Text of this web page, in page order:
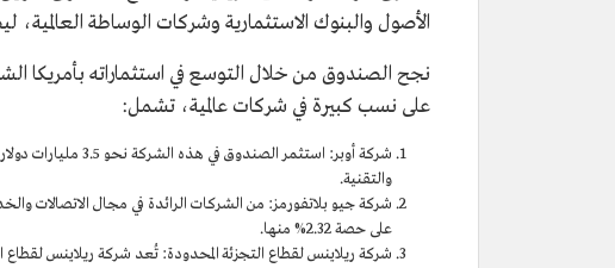
الأصول والبنوك الاستثمارية وشركات الوساطة العالمية،
نجح الصندوق من خلال التوسع في استثماراته بأمريكا
على نسب كبيرة في شركات عالمية، تشمل:
شركة أوبر: استثمر
والتقنية.
على حصة 2.32% منها.